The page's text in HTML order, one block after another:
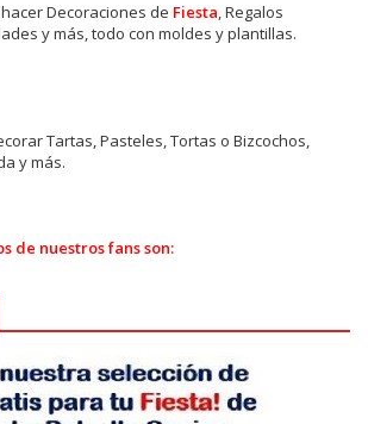
Decoraciones de Fiesta, Regalos
y más, todo con moldes y plantillas.
Tartas, Pasteles, Tortas o Bizcochos,
y más.
de nuestros fans son: